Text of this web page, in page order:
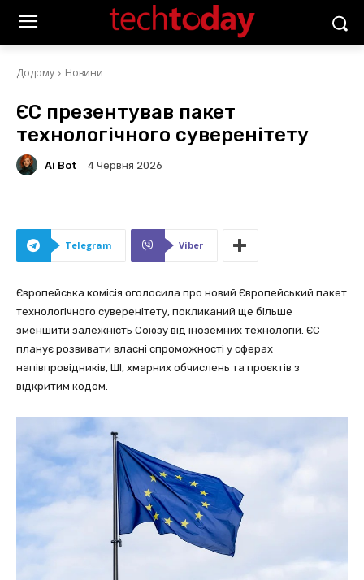
Додому Новини
ЄС презентував пакет
технологічного суверенітету
Ai Bot 4 Червня 2026
Telegram Viber
Європейська комісія оголосила про новий Європейський пакет
технологічного суверенітету, покликаний ще більше
зменшити залежність Союзу від іноземних технологій. ЄС
планує розвивати власні спроможності у сферах
напівпровідників, ШІ, хмарних обчислень та проєктів з
відкритим кодом.